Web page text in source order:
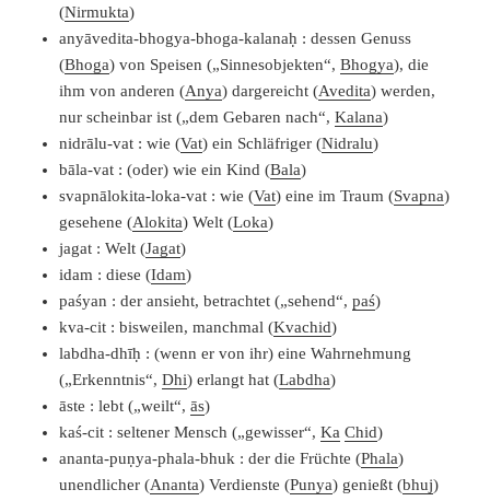
(Nirmukta)
anyāvedita-bhogya-bhoga-kalanaḥ : dessen Genuss
(Bhoga) von Speisen („Sinnesobjekten“,Bhogya), die
ihm von anderen (Anya) dargereicht (Avedita) werden,
nur scheinbar ist („dem Gebaren nach“,Kalana)
nidrālu-vat : wie (Vat) ein Schläfriger (Nidralu)
bāla-vat : (oder) wie ein Kind (Bala)
svapnālokita-loka-vat : wie (Vat) eine im Traum (Svapna)
gesehene (Alokita) Welt (Loka)
jagat : Welt (Jagat)
idam : diese (Idam)
paśyan : der ansieht, betrachtet („sehend“,paś)
kva-cit : bisweilen, manchmal (Kvachid)
labdha-dhīḥ : (wenn er von ihr) eine Wahrnehmung
(„Erkenntnis“,Dhi) erlangt hat (Labdha)
āste : lebt („weilt“,ās)
kaś-cit : seltener Mensch („gewisser“,Ka Chid)
ananta-puṇya-phala-bhuk : der die Früchte (Phala)
unendlicher (Ananta) Verdienste (Punya) genießt (bhuj)